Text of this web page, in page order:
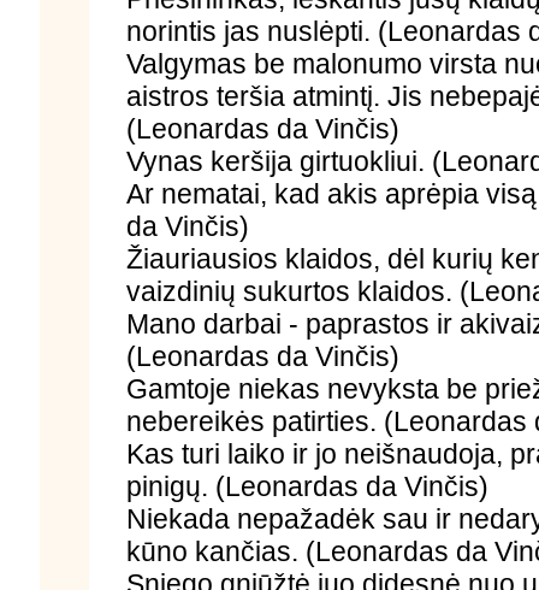
norintis jas nuslėpti. (Leonardas
Valgymas be malonumo virsta
aistros teršia atmintį. Jis
(Leonardas da Vinčis)
Vynas keršija girtuokliui.
Ar nematai, kad akis aprėpia
da Vinčis)
Žiauriausios klaidos, dėl kurių
vaizdinių sukurtos klaidos.
Mano darbai - paprastos ir
(Leonardas da Vinčis)
Gamtoje niekas nevyksta be
nebereikės patirties. (Leonardas
Kas turi laiko ir jo neišnaudoja,
pinigų. (Leonardas da Vinčis)
Niekada nepažadėk sau ir
kūno kančias. (Leonardas da
Sniego gniūžtė juo didesnė nuo